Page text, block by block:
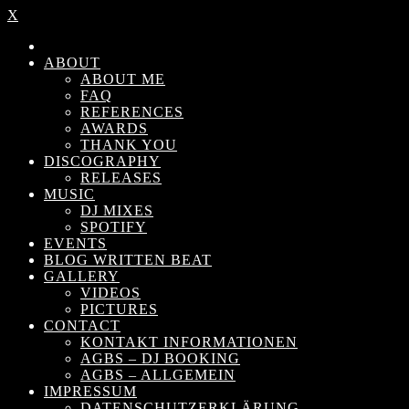
X
ABOUT
ABOUT ME
FAQ
REFERENCES
AWARDS
THANK YOU
DISCOGRAPHY
RELEASES
MUSIC
DJ MIXES
SPOTIFY
EVENTS
BLOG WRITTEN BEAT
GALLERY
VIDEOS
PICTURES
CONTACT
KONTAKT INFORMATIONEN
AGBS – DJ BOOKING
AGBS – ALLGEMEIN
IMPRESSUM